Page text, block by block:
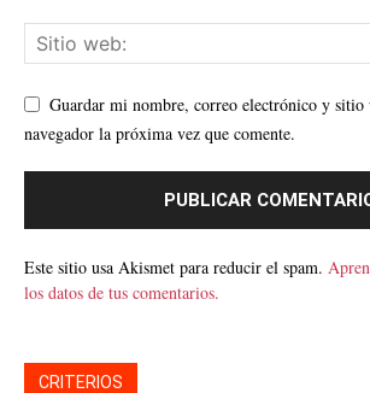
Guardar mi nombre, correo electrónico y sitio
navegador la próxima vez que comente.
Este sitio usa Akismet para reducir el spam.
los datos de tus comentarios.
CRITERIOS